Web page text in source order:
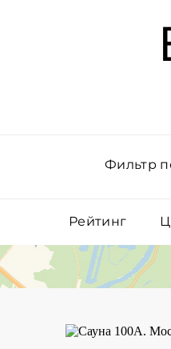
Фильтр
Рейтинг